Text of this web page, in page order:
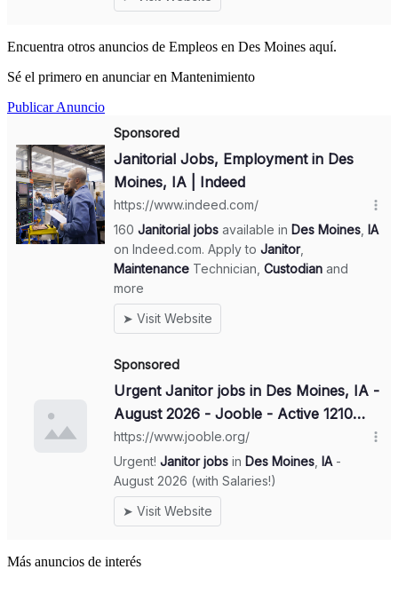
Encuentra otros anuncios de Empleos en Des Moines aquí.
Sé el primero en anunciar en Mantenimiento
Publicar Anuncio
Más anuncios de interés